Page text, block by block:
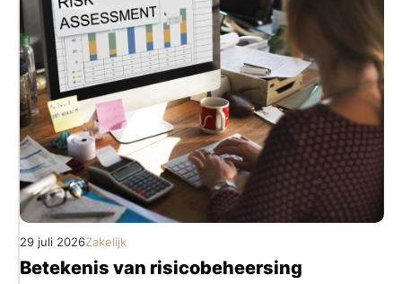
29 juli 2026Zakelijk
Betekenis van risicobeheersing